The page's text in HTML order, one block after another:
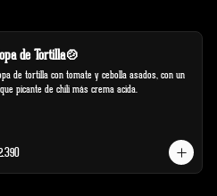
de Tortilla🍲
de tortilla con tomate y cebolla asados, con un
picante de chili más crema acida.